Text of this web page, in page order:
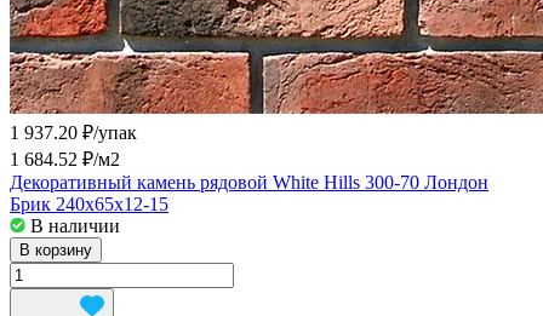
1 937.20 ₽/упак
1 684.52 ₽/м2
Декоративный камень рядовой White Hills 300-70 Лондон
Брик 240x65x12-15
В наличии
В корзину